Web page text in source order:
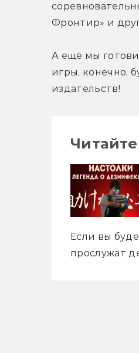
Фронтир» и
А ещё мы
игры, конечно,
издательств!
Если вы
прослужат